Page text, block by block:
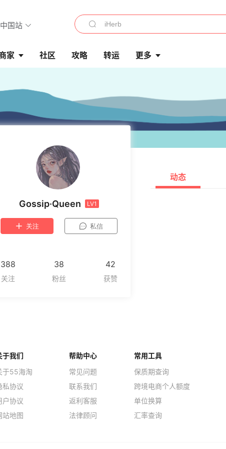
中国站
家 社区 攻略 转运 更多
Gossip·Queen LV1
关注 私信
388 38 42
动态
于我们
于55海淘
私协议
户协议
站地图
帮助中心
常见问题
联系我们
返利客服
法律顾问
常用工具
保质期查询
跨境电商个人额度
单位换算
汇率查询